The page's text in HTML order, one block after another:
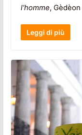
l’homme,
Leggi di più